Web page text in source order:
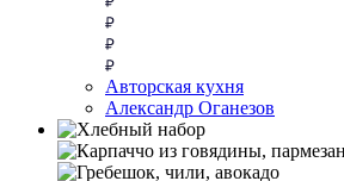
Авторская кухня
Александр Оганезов